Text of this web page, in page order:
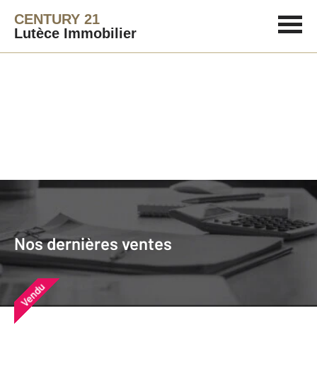
CENTURY 21
Lutèce Immobilier
Nos dernières ventes
Nos dernières ventes
Nos derniers biens vendus près de
chez vous
Vendu